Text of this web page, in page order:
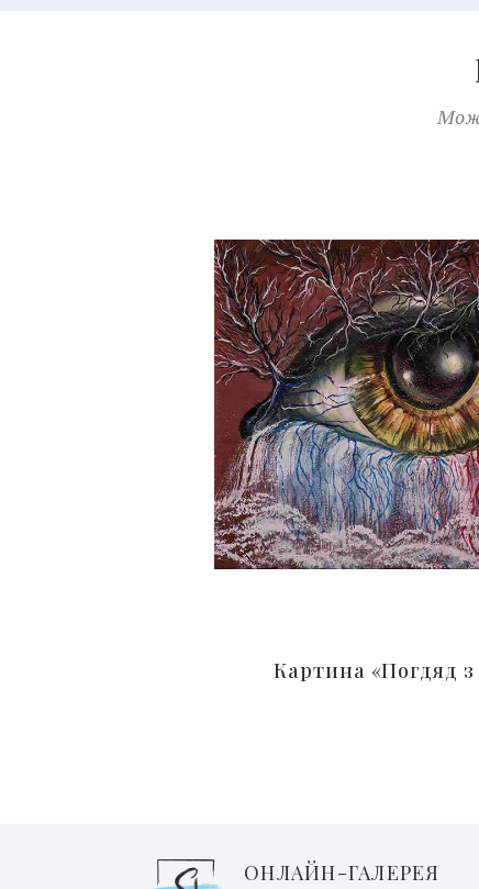
Картина «Погдяд
ОНЛАЙН-ГАЛЕРЕЯ